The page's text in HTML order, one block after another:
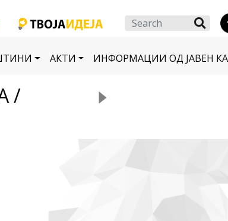
АКТИ ИНФОРМАЦИИ ОД ЈАВЕН
/